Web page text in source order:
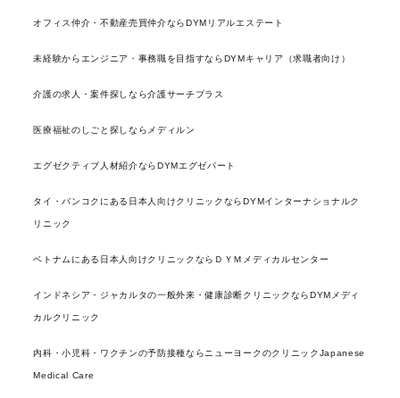
オフィス仲介・不動産売買仲介ならDYMリアルエステート
未経験からエンジニア・事務職を目指すならDYMキャリア（求職者向け）
介護の求人・案件探しなら介護サーチプラス
医療福祉のしごと探しならメディルン
エグゼクティブ人材紹介ならDYMエグゼパート
タイ・バンコクにある日本人向けクリニックならDYMインターナショナルク
リニック
ベトナムにある日本人向けクリニックならＤＹＭメディカルセンター
インドネシア・ジャカルタの一般外来・健康診断クリニックならDYMメディ
カルクリニック
内科・小児科・ワクチンの予防接種ならニューヨークのクリニックJapanese
Medical Care